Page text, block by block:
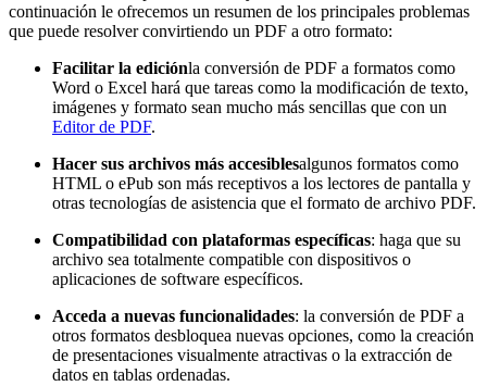
continuación le ofrecemos un resumen de los principales problemas
que puede resolver convirtiendo un PDF a otro formato:
Facilitar la ediciónla conversión de PDF a formatos como
Word o Excel hará que tareas como la modificación de texto,
imágenes y formato sean mucho más sencillas que con un
Editor de PDF.
Hacer sus archivos más accesiblesalgunos formatos como
HTML o ePub son más receptivos a los lectores de pantalla y
otras tecnologías de asistencia que el formato de archivo PDF.
Compatibilidad con plataformas específicas: haga que su
archivo sea totalmente compatible con dispositivos o
aplicaciones de software específicos.
Acceda a nuevas funcionalidades: la conversión de PDF a
otros formatos desbloquea nuevas opciones, como la creación
de presentaciones visualmente atractivas o la extracción de
datos en tablas ordenadas.